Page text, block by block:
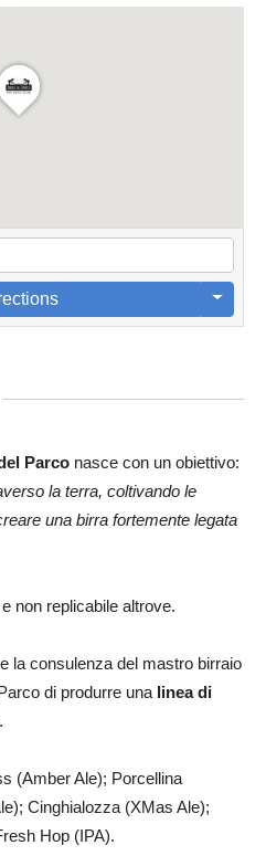
Parco nasce con un obiettivo:
la terra, coltivando le
una birra fortemente legata
non replicabile altrove.
la consulenza del mastro birraio
di produrre una linea di
.
(Amber Ale); Porcellina
Cinghialozza (XMas Ale);
Hop (IPA).